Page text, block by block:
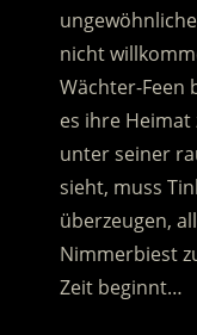
nicht
Wächter-Feen
es ihre
unter seiner
sieht, muss
überzeugen,
Nimmerbiest
Zeit beginnt…